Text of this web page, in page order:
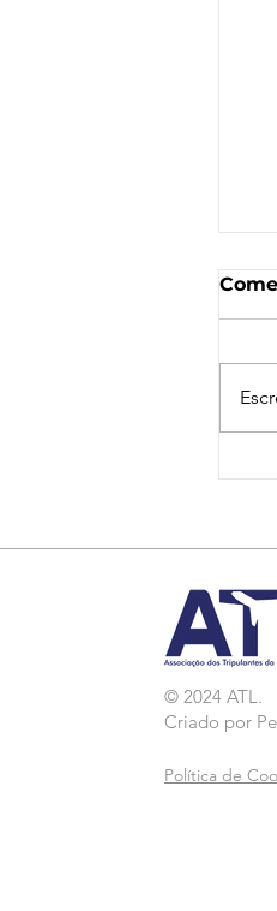
© 2024 ATL.
Criado por
Política de